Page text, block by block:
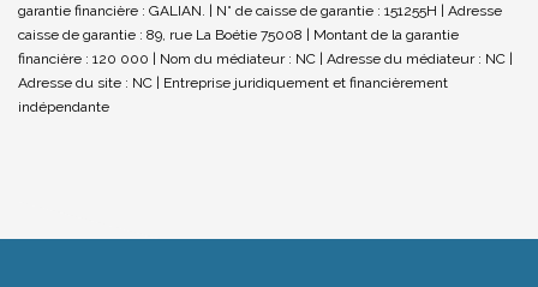
garantie financière : GALIAN. | N° de caisse de garantie : 151255H | Adresse
caisse de garantie : 89, rue La Boétie 75008 | Montant de la garantie
financière : 120 000 | Nom du médiateur : NC | Adresse du médiateur : NC |
Adresse du site : NC | Entreprise juridiquement et financièrement
indépendante